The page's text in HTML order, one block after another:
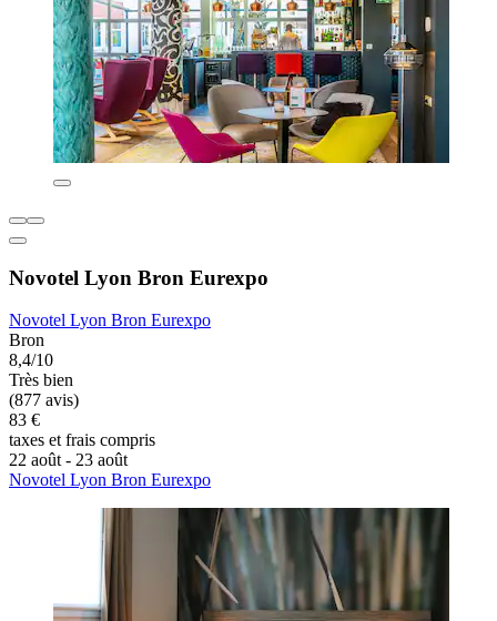
Novotel Lyon Bron Eurexpo
Novotel Lyon Bron Eurexpo
Bron
8,4/10
Très bien
(877 avis)
83 €
taxes et frais compris
22 août - 23 août
Novotel Lyon Bron Eurexpo